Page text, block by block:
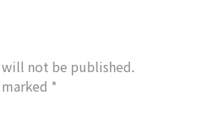
will not be published.
*